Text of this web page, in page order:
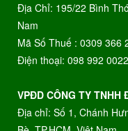
Địa Chỉ: 195/22 Bình
Nam
Mã Số Thuế : 0309 366
Điện thoại: 098 992
VPĐD CÔNG TY TNHH
Địa chỉ: Số 1, Chánh